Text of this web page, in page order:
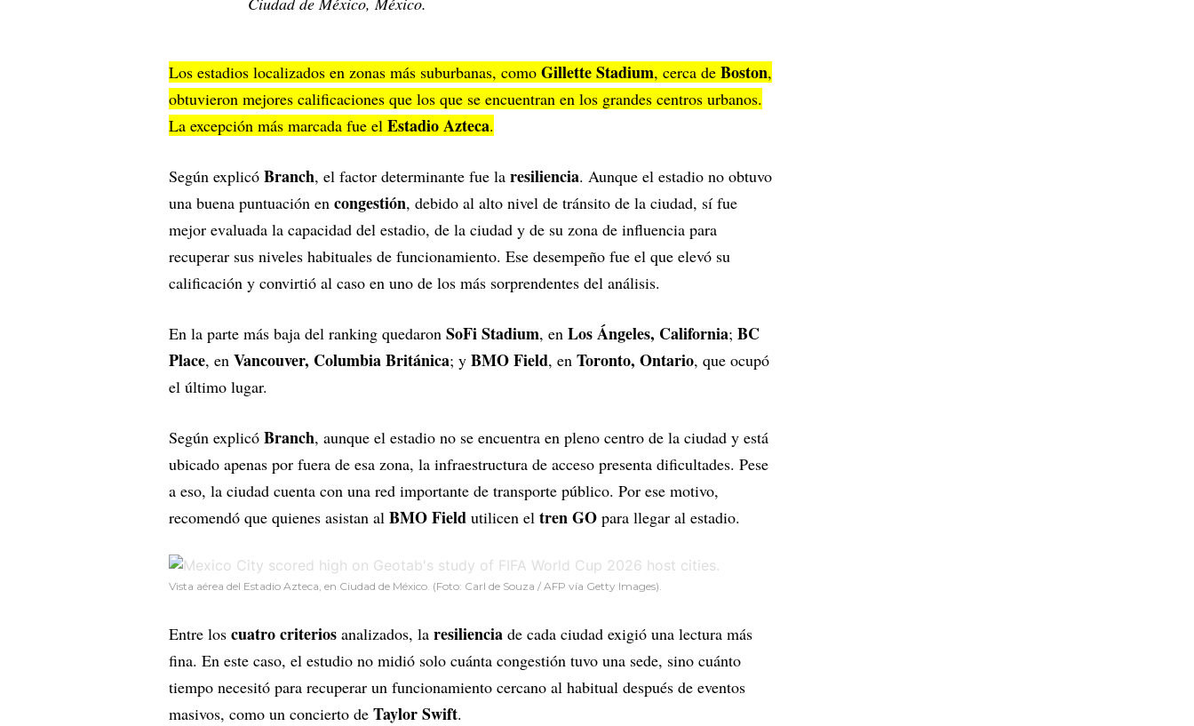
Los estadios localizados en zonas más suburbanas, como Gillette Stadium, cerca de Boston,
obtuvieron mejores calificaciones que los que se encuentran en los grandes centros urbanos.
La excepción más marcada fue el Estadio Azteca.
Según explicó Branch, el factor determinante fue la resiliencia. Aunque el estadio no obtuvo
una buena puntuación en congestión, debido al alto nivel de tránsito de la ciudad, sí fue
mejor evaluada la capacidad del estadio, de la ciudad y de su zona de influencia para
recuperar sus niveles habituales de funcionamiento. Ese desempeño fue el que elevó su
calificación y convirtió al caso en uno de los más sorprendentes del análisis.
En la parte más baja del ranking quedaron SoFi Stadium, en Los Ángeles, California; BC
Place, en Vancouver, Columbia Británica; y BMO Field, en Toronto, Ontario, que ocupó
el último lugar.
Según explicó Branch, aunque el estadio no se encuentra en pleno centro de la ciudad y está
ubicado apenas por fuera de esa zona, la infraestructura de acceso presenta dificultades. Pese
a eso, la ciudad cuenta con una red importante de transporte público. Por ese motivo,
recomendó que quienes asistan al BMO Field utilicen el tren GO para llegar al estadio.
Vista aérea del Estadio Azteca, en Ciudad de México. (Foto: Carl de Souza / AFP vía Getty Images).
Entre los cuatro criterios analizados, la resiliencia de cada ciudad exigió una lectura más
fina. En este caso, el estudio no midió solo cuánta congestión tuvo una sede, sino cuánto
tiempo necesitó para recuperar un funcionamiento cercano al habitual después de eventos
masivos, como un concierto de Taylor Swift.